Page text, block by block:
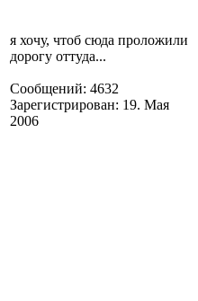
я хочу, чтоб сюда проложили
дорогу оттуда...
Сообщений: 4632
Зарегистрирован: 19. Мая
2006